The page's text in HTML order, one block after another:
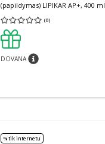
(papildymas) LIPIKAR AP+, 400 ml
(0)
Vidutinis įvertinimas 0.00
DOVANApatarimas
% tik internetu